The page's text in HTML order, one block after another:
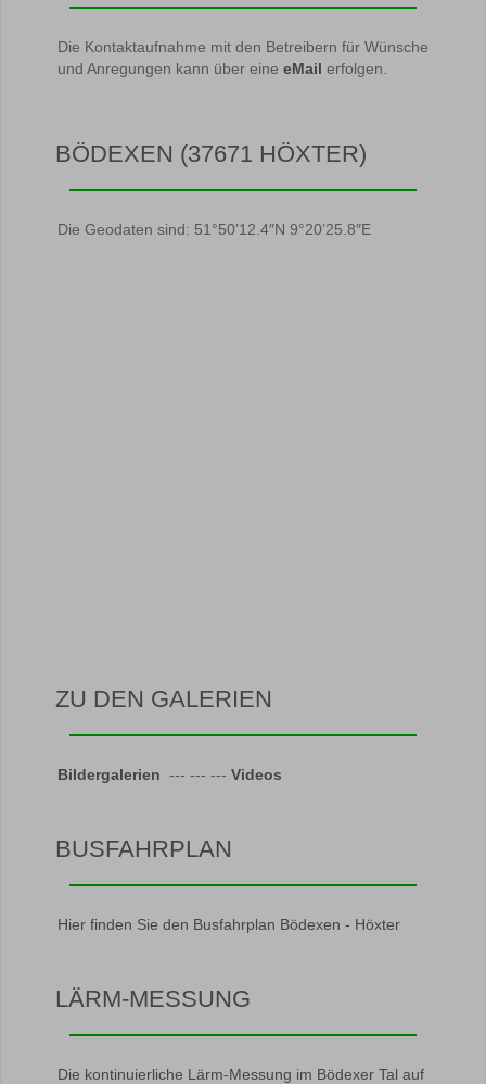
Die Kontaktaufnahme mit den Betreibern für Wünsche
und Anregungen kann über eine eMail erfolgen.
BÖDEXEN (37671 HÖXTER)
Die Geodaten sind: 51°50’12.4″N 9°20’25.8″E
ZU DEN GALERIEN
Bildergalerien --- --- --- Videos
BUSFAHRPLAN
Hier finden Sie den Busfahrplan Bödexen - Höxter
LÄRM-MESSUNG
Die kontinuierliche Lärm-Messung im Bödexer Tal auf